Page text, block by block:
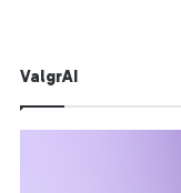
ValgrAI